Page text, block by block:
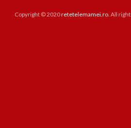
Copyright © 2020retetelemamei.ro. All